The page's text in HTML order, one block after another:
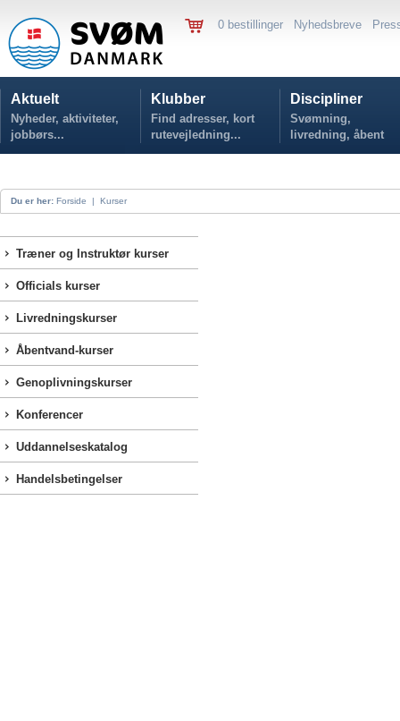
0 bestillinger Nyhedsbreve
Aktuelt
Nyheder, aktiviteter,
jobbørs...
Klubber
Find adresser, kort
rutevejledning...
Discipliner
Svømning,
livredning, åbent
vand...
Du er her: Forside | Kurser
Træner og Instruktør kurser
Officials kurser
Livredningskurser
Åbentvand-kurser
Genoplivningskurser
Konferencer
Uddannelseskatalog
Handelsbetingelser